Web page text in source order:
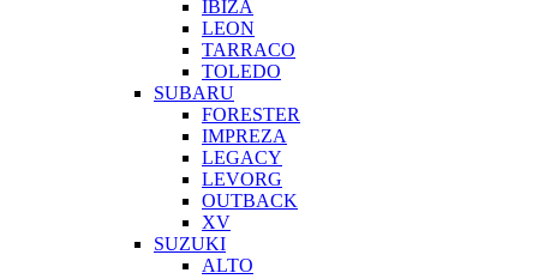
IBIZA
LEON
TARRACO
TOLEDO
SUBARU
FORESTER
IMPREZA
LEGACY
LEVORG
OUTBACK
XV
SUZUKI
ALTO